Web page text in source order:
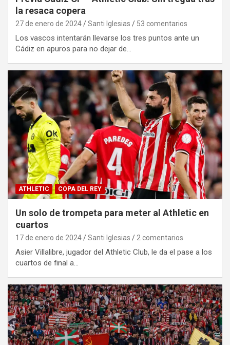
la resaca copera
27 de enero de 2024 Santi Iglesias 53 comentarios
Los vascos intentarán llevarse los tres puntos ante un
Cádiz en apuros para no dejar de…
ATHLETIC COPA DEL REY
Un solo de trompeta para meter al Athletic en
cuartos
17 de enero de 2024 Santi Iglesias 2 comentarios
Asier Villalibre, jugador del Athletic Club, le da el pase a los
cuartos de final a…